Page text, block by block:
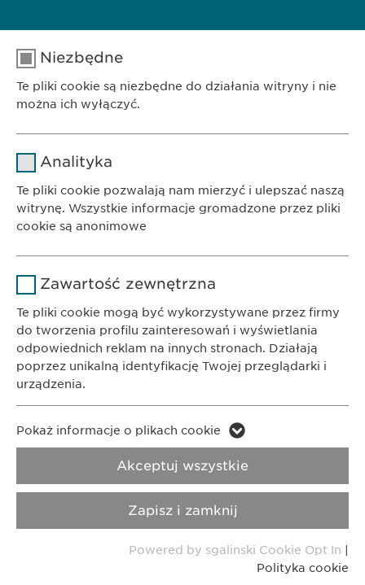
PIELĘGNACJA WŁOSÓW I SKÓRY
ul. Leszno 14
01-192 Warszawa
KONTAKT
Telefon: +48 22 620 11 71
Polityka
Prywatności
Polityka cookie
Nota metodologiczna
Copyright © Ewopharma AG
Niezbędne
Te pliki cookie są niezbędne do działania witryny i nie
można ich wyłączyć.
Czas
trwania
1 rok
Powód
na pliki cookie.
Analityka
Te pliki cookie pozwalają nam mierzyć i ulepszać naszą
witrynę. Wszystkie informacje gromadzone przez pliki
cookie są anonimowe
trwania
1 day
Nazwa vuid
Dostawca Vimeo
2 years
Collects data on users visiting the
Zawartość zewnętrzna
Te pliki cookie mogą być wykorzystywane przez firmy
do tworzenia profilu zainteresowań i wyświetlania
odpowiednich reklam na innych stronach. Działają
poprzez unikalną identyfikację Twojej przeglądarki i
urządzenia.
Nazwa LinkedIn
LinkedIn
2 lata
Śledzenie korzystania z usług
Pokaż informacje o plikach cookie
Zapisz i zamknij
Akceptuj wszystkie
Powered by sgalinski Cookie Opt In
Polityka cookie